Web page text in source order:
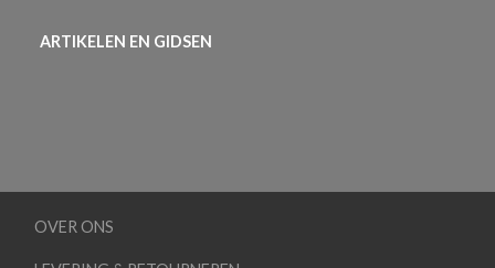
ARTIKELEN EN GIDSEN
OVER ONS